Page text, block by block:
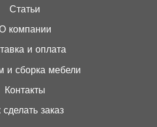
Статьи
компании
и оплата
и сборка мебели
Контакты
сделать заказ